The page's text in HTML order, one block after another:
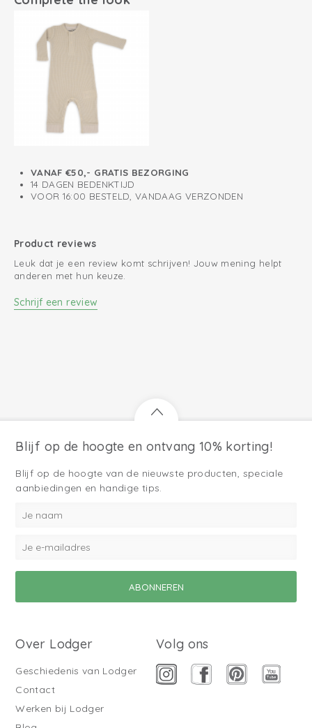
Gebreid katoen; ademend en zacht
Geen naden en stiksels
VANAF €50,- GRATIS BEZORGING
14 DAGEN BEDENKTIJD
VOOR 16:00 BESTELD, VANDAAG VERZONDEN
Product reviews
Leuk dat je een review komt schrijven! Jouw mening helpt
anderen met hun keuze.
Schrijf een review
Blijf op de hoogte en ontvang 10% korting!
Blijf op de hoogte van de nieuwste producten, speciale
aanbiedingen en handige tips.
Over Lodger
Geschiedenis van Lodger
Contact
Werken bij Lodger
Volg ons